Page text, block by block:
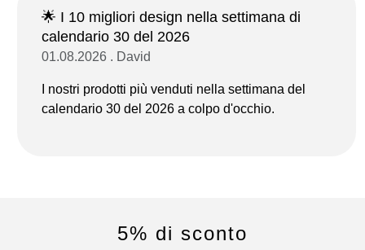
🌟 I 10 migliori design nella settimana di
calendario 30 del 2026
01.08.2026 . David
I nostri prodotti più venduti nella settimana del
calendario 30 del 2026 a colpo d'occhio.
5% di sconto